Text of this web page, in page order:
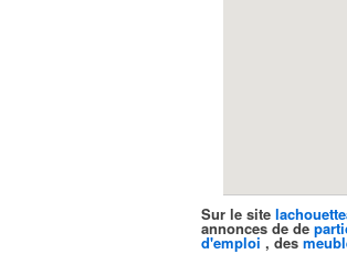
Sur le site
annonces de de
d'emploi , des